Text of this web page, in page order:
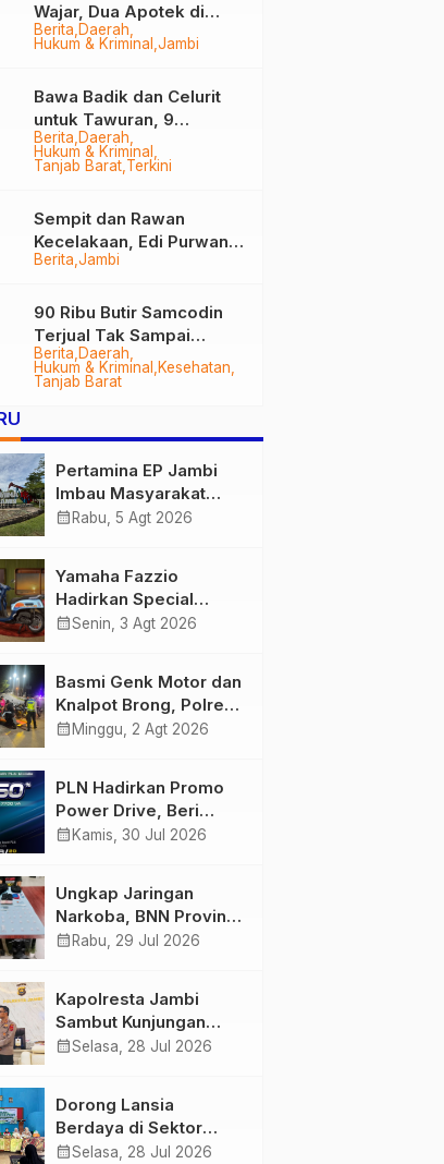
Berita Daerah
Hukum & Kriminal Jambi
Wajar, Dua Apotek di
Tanjab Barat Disegel
Berita Daerah
Hukum & Kriminal
Tanjab Barat Terkini
Bawa Badik dan Celurit
untuk Tawuran, 9
Anggota Geng Motor di
Tanjab Barat Diringkus
Berita Jambi
Sempit dan Rawan
Kecelakaan, Edi Purwanto
Targetkan Jalan Lintas
2028
Berita Daerah
Hukum & Kriminal
Kesehatan
Tanjab Barat
90 Ribu Butir Samcodin
Terjual Tak Sampai
Setahun, Indra Safari
Desak Audit Menyeluruh
Pertamina EP Jambi
Imbau Masyarakat
Tidak Beraktivitas di
Bersama
calendar_month Rabu, 5 Agt 2026
Yamaha Fazzio
Hadirkan Special
Edition Sunset Blue,
Semakin Skena
calendar_monthSenin, 3 Agt 2026
Basmi Genk Motor dan
Knalpot Brong, Polres
Tanjab Barat Amankan
calendar_month Minggu, 2 Agt 2026
PLN Hadirkan Promo
Power Drive, Beri
Diskon Tambah Daya
calendar_month Kamis, 30 Jul 2026
Ungkap Jaringan
Narkoba, BNN Provinsi
Jambi dan Bea Cukai
Butir Ekstasi dan 146
Gram Sabu
calendar_month Rabu, 29 Jul 2026
Kapolresta Jambi
Sambut Kunjungan
Ketua dan Pengurus
Kolaborasi
calendar_monthSelasa, 28 Jul 2026
Dorong Lansia
Berdaya di Sektor
Hijau, Pertamina EP
calendar_monthSelasa, 28 Jul 2026